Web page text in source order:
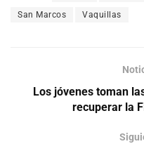
San Marcos Vaquillas
Los jóvenes toman
recuperar la